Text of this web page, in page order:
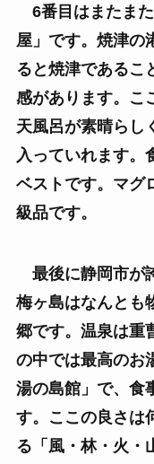
6番目はまたま
屋」です。焼津の
ると焼津であるこ
感があります。こ
天風呂が素晴らし
入っていれます。
ベストです。マグ
級品です。
最後に静岡市が
梅ヶ島はなんとも
郷です。温泉は重
の中では最高のお
湯の島館」で、食
す。ここの良さは
る「風・林・火・